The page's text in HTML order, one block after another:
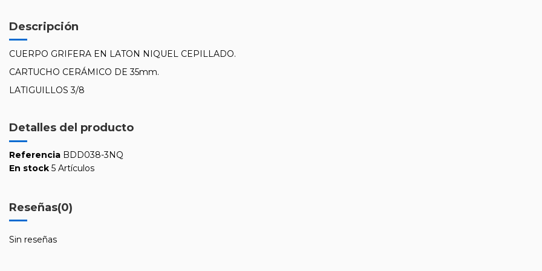
Descripción
CUERPO GRIFERA EN LATON NIQUEL CEPILLADO.
CARTUCHO CERÁMICO DE 35mm.
LATIGUILLOS 3/8
Detalles del producto
Referencia BDD038-3NQ
En stock 5 Artículos
Reseñas(0)
Sin reseñas